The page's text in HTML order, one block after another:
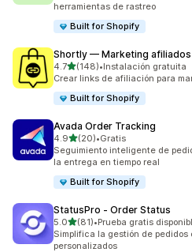
herramientas de rastreo
Built for Shopify
Shortly — Marketing afiliados
4.7de 5 estrellas
(148)
148 reseñas en total
•Instalación gratuita
Crear links de afiliación para
Built for Shopify
Avada Order Tracking
4.9de 5 estrellas
(20)
20 reseñas en total
•Gratis
Seguimiento inteligente de
la entrega en tiempo real
Built for Shopify
StatusPro ‑ Order Status
5.0de 5 estrellas
(81)
81 reseñas en total
•Prueba gratis
Simplifica la gestión de pedidos
personalizados